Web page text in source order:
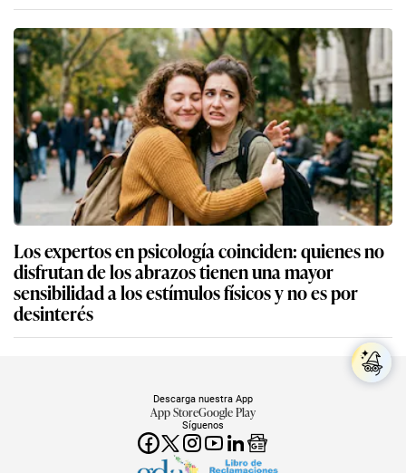
Los expertos en psicología coinciden: quienes no
disfrutan de los abrazos tienen una mayor
sensibilidad a los estímulos físicos y no es por
desinterés
Síguenos
Descarga nuestra App
App StoreGoogle Play